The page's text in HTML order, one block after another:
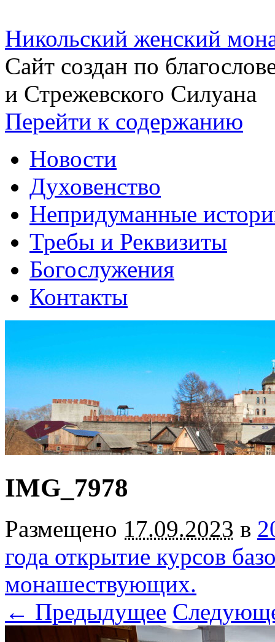
Никольский женский
Сайт создан по
и Стрежевского Силуана
Перейти к содержанию
Новости
Духовенство
Непридуманные
Требы и Реквизиты
Богослужения
Контакты
IMG_7978
Размещено 17.09.2023 в
года открытие курсов
монашествующих.
← Предыдущее